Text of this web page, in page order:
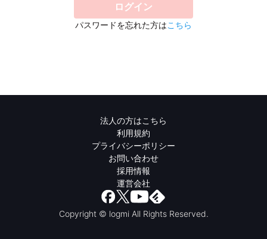
ログイン
パスワードを忘れた方はこちら
法人の方はこちら
利用規約
プライバシーポリシー
お問い合わせ
採用情報
運営会社
Copyright © logmi All Rights Reserved.